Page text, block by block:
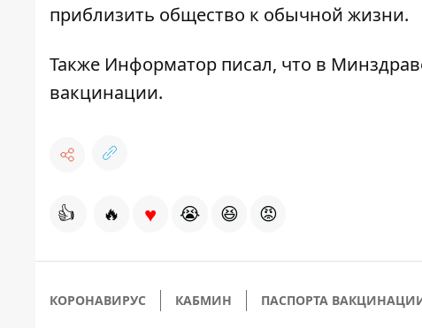
приблизить общество к обычной жизни.
Также Информатор писал, что в
вакцинации.
👍 🔥 ♥ 😭 😆 😡
КОРОНАВИРУС КАБМИН ПАСПОРТА